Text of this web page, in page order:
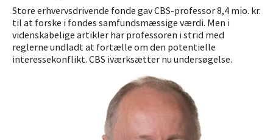
Store erhvervsdrivende fonde gav CBS-professor 8,4 mio. kr.
til at forske i fondes samfundsmæssige værdi. Men i
videnskabelige artikler har professoren i strid med
reglerne undladt at fortælle om den potentielle
interessekonflikt. CBS iværksætter nu undersøgelse.